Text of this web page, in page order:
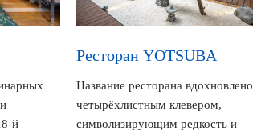
й
Ресторан YOTSUBA
Название ресторана вдохновлено
четырёхлистным клевером,
символизирующим редкость и